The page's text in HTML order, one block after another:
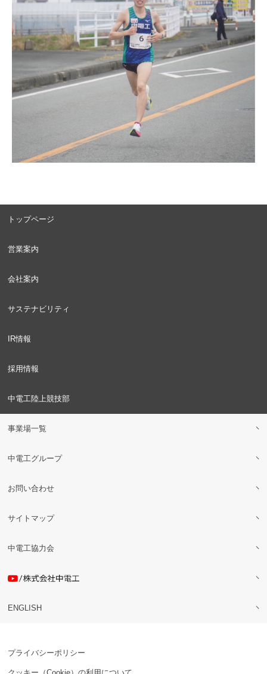
トップページ
営業案内
会社案内
サステナビリティ
IR情報
採用情報
中電工陸上競技部
事業場一覧
中電工グループ
お問い合わせ
サイトマップ
中電工協力会
ENGLISH
プライバシーポリシー